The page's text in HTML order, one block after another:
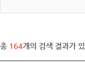
총 164개의 검색 결과가